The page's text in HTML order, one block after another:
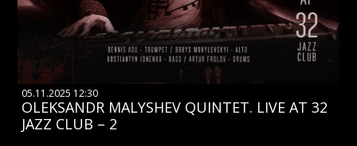
05.11.2025 12:30
OLEKSANDR MALYSHEV QUINTET. LIVE AT 32
JAZZ CLUB – 2